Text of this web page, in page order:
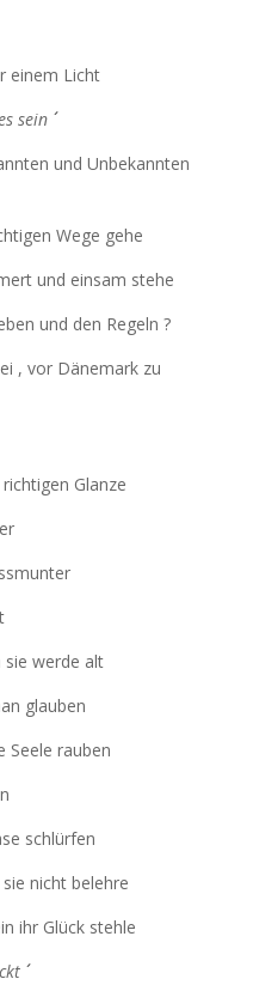
einem Licht
´´
und Unbekannten
Wege gehe
und einsam stehe
und den Regeln ?
, vor Dänemark zu
Glanze
werde alt
glauben
Seele rauben
schlürfen
nicht belehre
ihr Glück stehle
´´